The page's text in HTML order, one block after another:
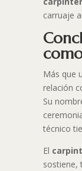
carruaje
Más que
relación
Su
técnico
El
sostiene,